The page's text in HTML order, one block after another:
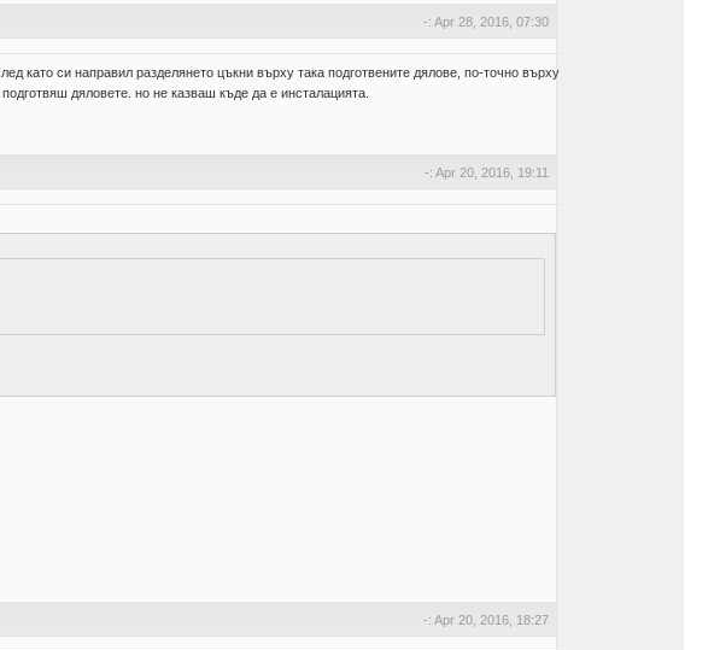
-: Apr 28, 2016, 07:30
като си направил разделянето цъкни върху така подготвените дялове, по-точно върху
дяловете. но не казваш къде да е инсталацията.
-: Apr 20, 2016, 19:11
-: Apr 20, 2016, 18:27